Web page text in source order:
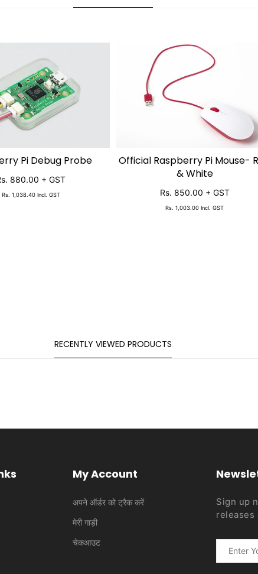
SOLD OUT
Pi Debug Probe
880.00 + GST
Rs. 1,038.40 Incl. GST
ADD TO CART
Official Raspberry Pi Mouse-
& White
Rs. 850.00 + GST
Rs. 1,003.00 Incl. GST
RECENTLY VIEWED PRODUCTS
My Account
अपने ऑर्डर को ट्रैक करें
मेरी गाड़ी
चेकआउट
Sign up
releases